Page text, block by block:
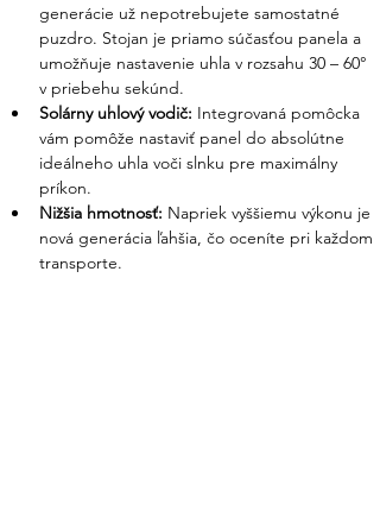
Navyše 0,2 mm tenký ochranný ETFE UV
filter chráni povrch produktu a zvyšuje tak
jeho životnosť.
Technické špecifikácie :
Menovitý výkon: Predná strana 220 W;
zadná strana 155 WNapätie naprázdno:
21,8 V (Vmp 18,4 V)
Prúd nakrátko:
generácie už nepotrebujete samostatné
puzdro. Stojan je priamo súčasťou panela a
umožňuje nastavenie uhla v rozsahu 30 – 60°
v priebehu sekúnd.
Solárny uhlový vodič: Integrovaná pomôcka
vám pomôže nastaviť panel do absolútne
ideálneho uhla voči slnku pre maximálny
príkon.
Nižšia hmotnosť: Napriek vyššiemu výkonu je
nová generácia ľahšia, čo oceníte pri každom
transporte.